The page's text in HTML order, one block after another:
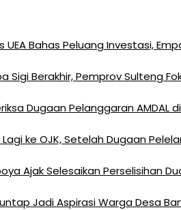
Bahas Peluang Investasi,
Sigi Berakhir, Pemprov Sulteng
Dugaan Pelanggaran AMDAL
ke OJK, Setelah Dugaan
Ajak Selesaikan Perselisihan
Jadi Aspirasi Warga Desa